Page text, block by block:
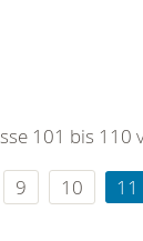
101 bis 110
9 10 11